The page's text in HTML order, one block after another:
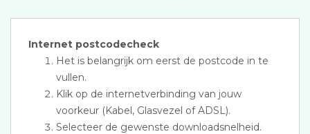
Internet postcodecheck
Het is belangrijk om eerst de postcode in te
vullen.
Klik op de internetverbinding van jouw
voorkeur (Kabel, Glasvezel of ADSL).
Selecteer de gewenste downloadsnelheid.